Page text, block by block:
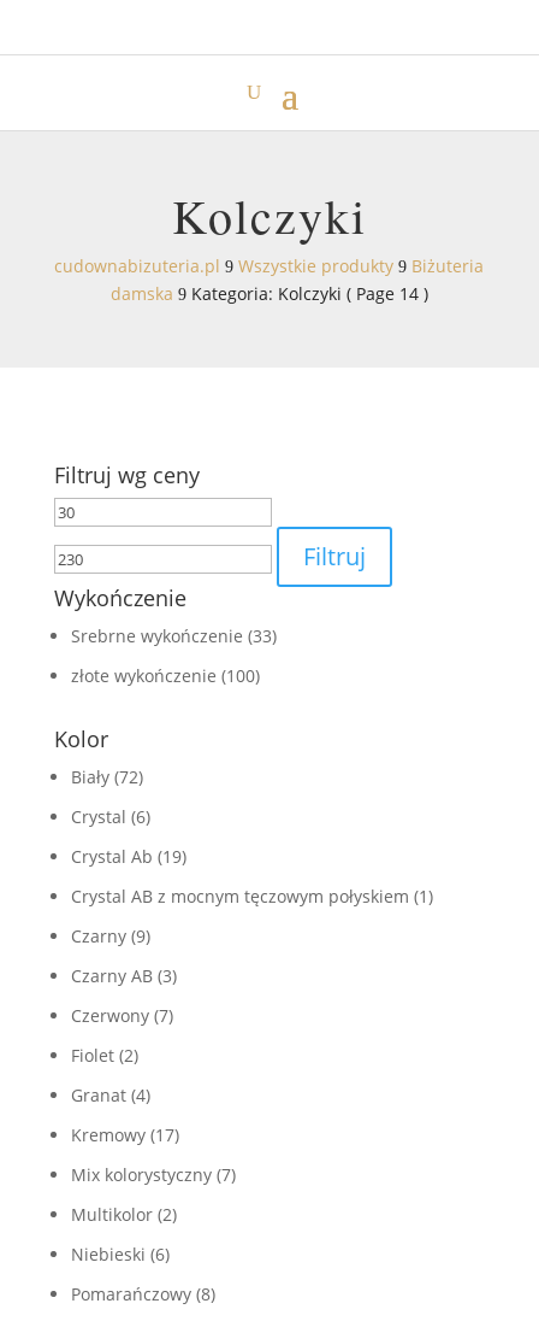
Kolczyki
cudownabizuteria.pl 9 Wszystkie produkty 9 Biżuteria
damska 9 Kategoria: Kolczyki ( Page 14 )
Filtruj wg ceny
Cena
max
Filtruj
Wykończenie
Srebrne wykończenie (33)
złote wykończenie (100)
Kolor
Biały (72)
Crystal (6)
Crystal Ab (19)
Crystal AB z mocnym tęczowym połyskiem (1)
Czarny (9)
Czarny AB (3)
Czerwony (7)
Fiolet (2)
Granat (4)
Kremowy (17)
Mix kolorystyczny (7)
Multikolor (2)
Niebieski (6)
Pomarańczowy (8)